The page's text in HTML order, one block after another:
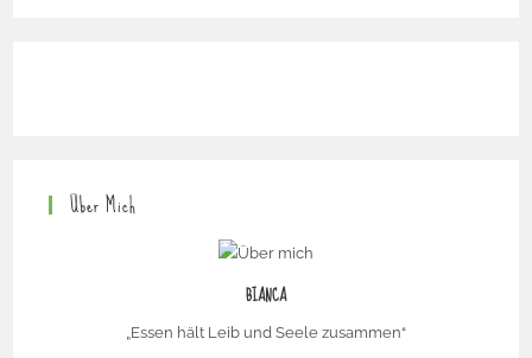
Über Mich
BIANCA
„Essen hält Leib und Seele zusammen“